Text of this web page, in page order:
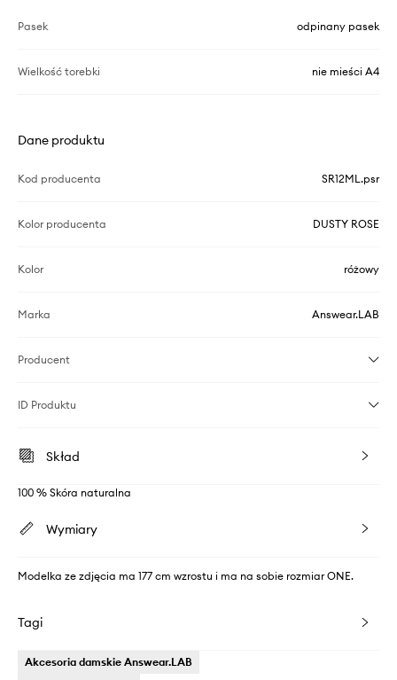
Pasek odpinany pasek
Wielkość torebki nie mieści A4
Dane produktu
Kod producenta SR12ML.psr
Kolor producenta DUSTY ROSE
Kolor różowy
Marka Answear.LAB
Producent
ID Produktu
Skład
100 % Skóra naturalna
Wymiary
Modelka ze zdjęcia ma 177 cm wzrostu i ma na sobie rozmiar ONE.
Tagi
Akcesoria damskie Answear.LAB